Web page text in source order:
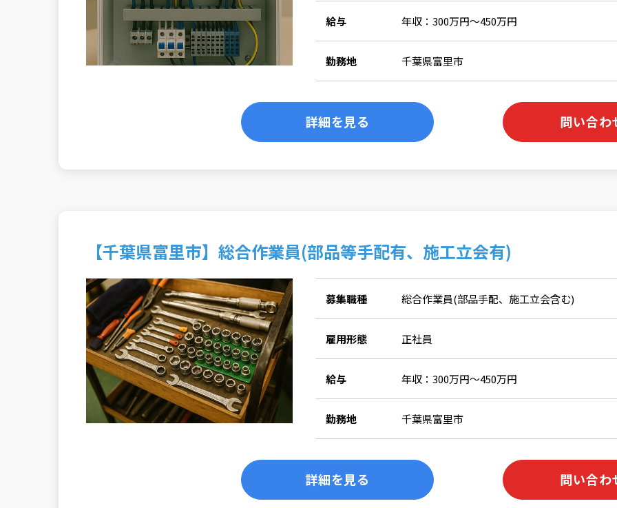
給与 年収：300万円～450万円
勤務地 千葉県富里市
詳細を見る 問い合わ
【千葉県富里市】総合作業員(部品等手配有、施工立会有)
募集職種 総合作業員(部品手配、施工立会含む)
雇用形態 正社員
給与 年収：300万円～450万円
勤務地 千葉県富里市
詳細を見る 問い合わ